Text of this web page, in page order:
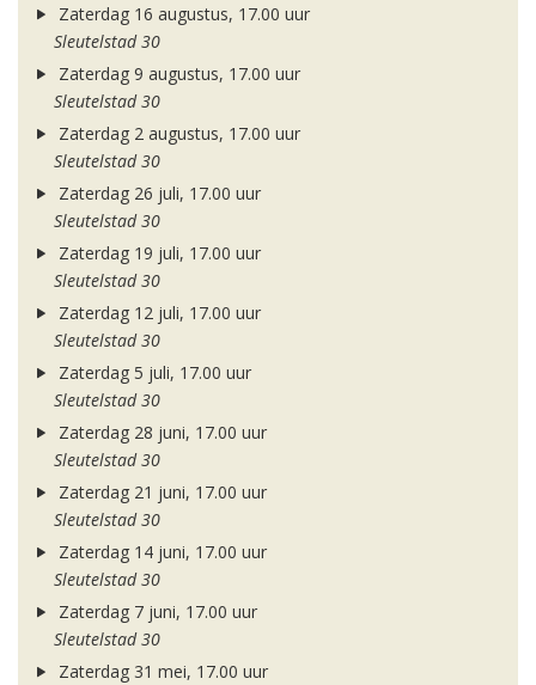
Zaterdag 16 augustus, 17.00 uur
Sleutelstad 30
Zaterdag 9 augustus, 17.00 uur
Sleutelstad 30
Zaterdag 2 augustus, 17.00 uur
Sleutelstad 30
Zaterdag 26 juli, 17.00 uur
Sleutelstad 30
Zaterdag 19 juli, 17.00 uur
Sleutelstad 30
Zaterdag 12 juli, 17.00 uur
Sleutelstad 30
Zaterdag 5 juli, 17.00 uur
Sleutelstad 30
Zaterdag 28 juni, 17.00 uur
Sleutelstad 30
Zaterdag 21 juni, 17.00 uur
Sleutelstad 30
Zaterdag 14 juni, 17.00 uur
Sleutelstad 30
Zaterdag 7 juni, 17.00 uur
Sleutelstad 30
Zaterdag 31 mei, 17.00 uur